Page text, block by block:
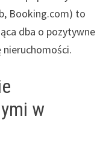
Booking.com) to
dba o pozytywne
w